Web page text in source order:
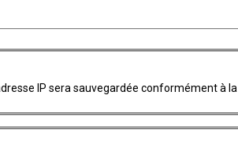
IP sera sauvegardée conformément à la